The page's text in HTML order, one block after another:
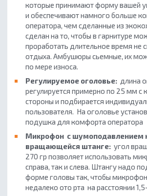
которые принимают форму вашей
и обеспечивают намного больше
оператора, чем сделанные из
сделан на то, чтобы в гарнитуре
проработать длительное время не
отдыха. Амбушюры сьемные, их
по мере износа.
Регулируемое оголовье: длина
регулируется примерно по 25 мм с
стороны и подбирается
пользователя. На оголовье
подушка для комфорта оператора
Микрофон с шумоподавлением
вращающейся штанге: угол
270 гр позволяет использовать
справа, так и слева. Штангу надо
форме головы так, чтобы микрофон
недалеко ото рта на расстоянии 1,5